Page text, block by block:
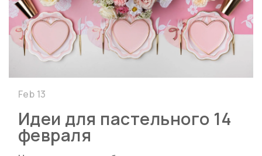
Идеи для пастельного 14
февраля
Feb 13